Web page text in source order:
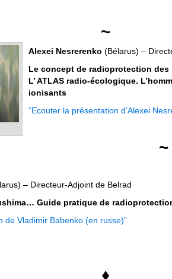
~
Alexei Nesrerenko (Bélarus) –
Le concept de radioprotection
L’ ATLAS radio-écologique.
ionisants
“Ecouter la présentation d’Alexei
~
– Directeur-Adjoint de Belrad
Guide pratique de
de Vladimir Babenko (en russe)”
♦